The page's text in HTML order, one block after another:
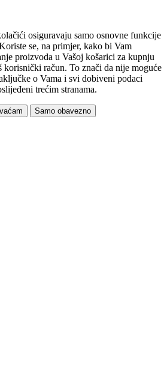
osiguravaju samo osnovne funkcije
se, na primjer, kako bi Vam
proizvoda u Vašoj košarici za kupnju
korisnički račun. To znači da nije moguće
o Vama i svi dobiveni podaci
trećim stranama.
Samo obavezno